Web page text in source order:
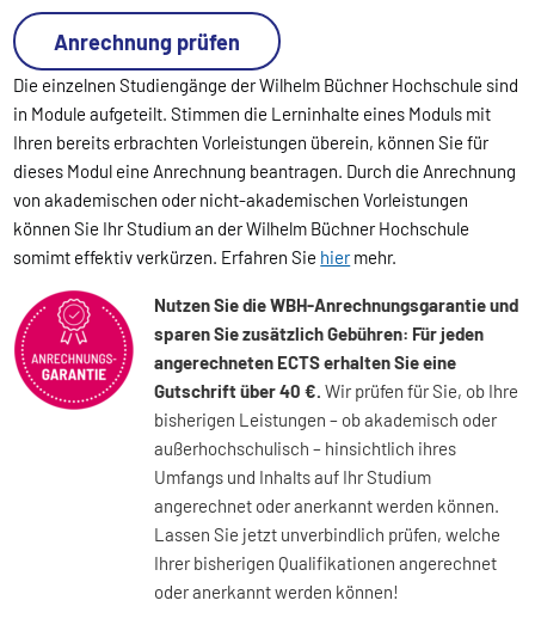
Die einzelnen Studiengänge der Wilhelm Büchner Hochschule sind
in Module aufgeteilt. Stimmen die Lerninhalte eines Moduls mit
Ihren bereits erbrachten Vorleistungen überein, können Sie für
dieses Modul eine Anrechnung beantragen. Durch die Anrechnung
von akademischen oder nicht-akademischen Vorleistungen
können Sie Ihr Studium an der Wilhelm Büchner Hochschule
somimt effektiv verkürzen. Erfahren Sie hiermehr.
Nutzen Sie die WBH-Anrechnungsgarantie und
sparen Sie zusätzlich Gebühren: Für jeden
angerechneten ECTS erhalten Sie eine
Gutschrift über 40 €.Wir prüfen für Sie, ob Ihre
bisherigen Leistungen – ob akademisch oder
außerhochschulisch – hinsichtlich ihres
Umfangs und Inhalts auf Ihr Studium
angerechnet oder anerkannt werden können.
Lassen Sie jetzt unverbindlich prüfen, welche
Ihrer bisherigen Qualifikationen angerechnet
oder anerkannt werden können!
Anrechnung prüfen